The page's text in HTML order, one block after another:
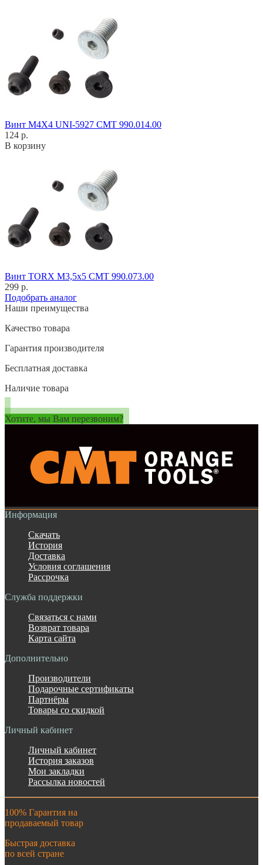
Винт M4X4 UNI-5927 CMT 990.014.00
124 р.
В корзину
Винт TORX M3,5x5 CMT 990.073.00
299 р.
Подобрать аналог
Наши преимущества
Качество товара
Гарантия производителя
Бесплатная доставка
Наличие товара
Хотите, мы Вам перезвоним?
Информация
Скачать
История
Доставка
Условия соглашения
Рассрочка
Служба поддержки
Связаться с нами
Возврат товара
Карта сайта
Дополнительно
Производители
Подарочные сертификаты
Партнёры
Товары со скидкой
Личный кабинет
Личный кабинет
История заказов
Мои закладки
Рассылка новостей
100% Гарантия на
продаваемый товар
Быстрая доставка
по всей стране